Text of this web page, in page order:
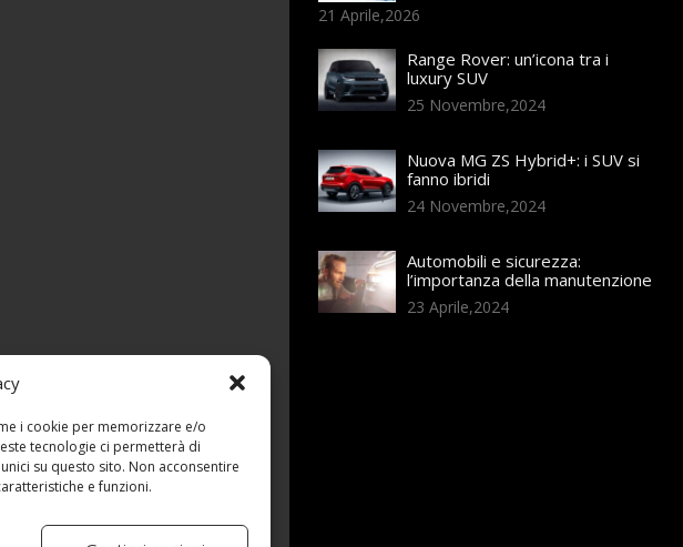
i cookie per memorizzare e/o
tecnologie ci permetterà di
su questo sito. Non acconsentire
e funzioni.
21 Aprile,2026
Range Rover: un’icona tra i
luxury SUV
25 Novembre,2024
Nuova MG ZS Hybrid+: i SUV si
fanno ibridi
24 Novembre,2024
Automobili e sicurezza:
l’importanza della manutenzione
23 Aprile,2024